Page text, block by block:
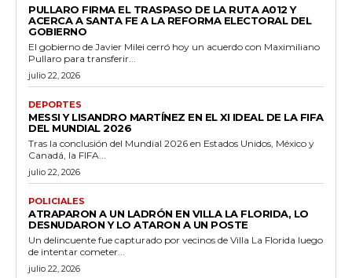
PULLARO FIRMA EL TRASPASO DE LA RUTA A012 Y
ACERCA A SANTA FE A LA REFORMA ELECTORAL DEL
GOBIERNO
El gobierno de Javier Milei cerró hoy un acuerdo con Maximiliano
Pullaro para transferir...
julio 22, 2026
DEPORTES
MESSI Y LISANDRO MARTÍNEZ EN EL XI IDEAL DE LA FIFA
DEL MUNDIAL 2026
Tras la conclusión del Mundial 2026 en Estados Unidos, México y
Canadá, la FIFA...
julio 22, 2026
POLICIALES
ATRAPARON A UN LADRÓN EN VILLA LA FLORIDA, LO
DESNUDARON Y LO ATARON A UN POSTE
Un delincuente fue capturado por vecinos de Villa La Florida luego
de intentar cometer...
julio 22, 2026